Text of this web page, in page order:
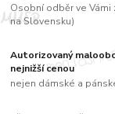
Osobní odběr ve Vámi
na Slovensku)
Autorizovaný
nejnižší cenou
nejen dámské a